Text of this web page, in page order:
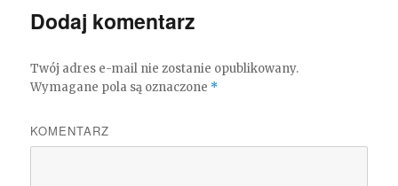
Dodaj komentarz
Twój adres e-mail nie zostanie opublikowany.
Wymagane pola są oznaczone *
KOMENTARZ